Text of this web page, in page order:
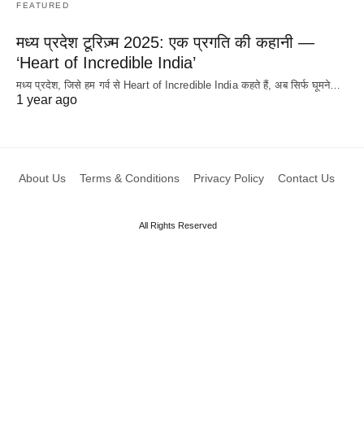
FEATURED
मध्य प्रदेश टूरिज़्म 2025: एक प्रगति की कहानी —
‘Heart of Incredible India’
मध्य प्रदेश, जिसे हम गर्व से Heart of Incredible India कहते हैं, अब सिर्फ घूमने…
1 year ago
About Us Terms & Conditions Privacy Policy Contact Us
All Rights Reserved